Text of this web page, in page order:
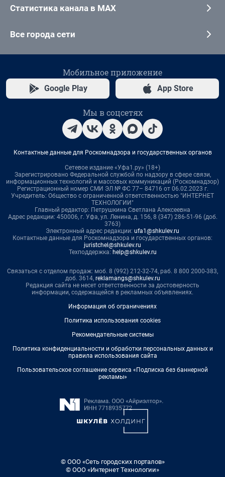
Статистика канала в MAX
Все города сети
Мобильное приложение
Google Play App Store
Мы в соцсетях
Контактные данные для Роскомнадзора и государственных органов
Сетевое издание «Уфа1.ру» (18+)
Зарегистрировано Федеральной службой по надзору в сфере связи,
информационных технологий и массовых коммуникаций (Роскомнадзор)
Регистрационный номер СМИ ЭЛ № ФС 77– 84716 от 06.02.2023 г.
Учредитель: Общество с ограниченной ответственностью "ИНТЕРНЕТ
ТЕХНОЛОГИИ"
Главный редактор: Петрушкина Светлана Алексеевна
Адрес редакции: 450006, г. Уфа, ул. Ленина, д. 156, 8 (347) 286-51-96 (доб.
3763)
Электронный адрес редакции: ufa1@shkulev.ru
Контактные данные для Роскомнадзора и государственных органов:
juristchel@shkulev.ru
Техподдержка: help@shkulev.ru
Связаться с отделом продаж: моб. 8 (992) 212-32-74, раб. 8 800 2000-383,
доб. 3614, reklamangs@shkulev.ru
Редакция сайта не несет ответственности за достоверность
информации, содержащейся в рекламных объявлениях.
Информация об ограничениях
Политика использования cookies
Рекомендательные системы
Политика конфиденциальности и обработки персональных данных и
правила использования сайта
Пользовательское соглашение сервиса «Подписка без баннерной
рекламы»
© ООО «Сеть городских порталов»
© ООО «Интернет Технологии»